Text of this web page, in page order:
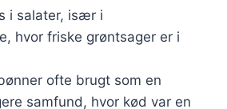
i salater, især i
hvor friske grøntsager er i
ofte brugt som en
samfund, hvor kød var en